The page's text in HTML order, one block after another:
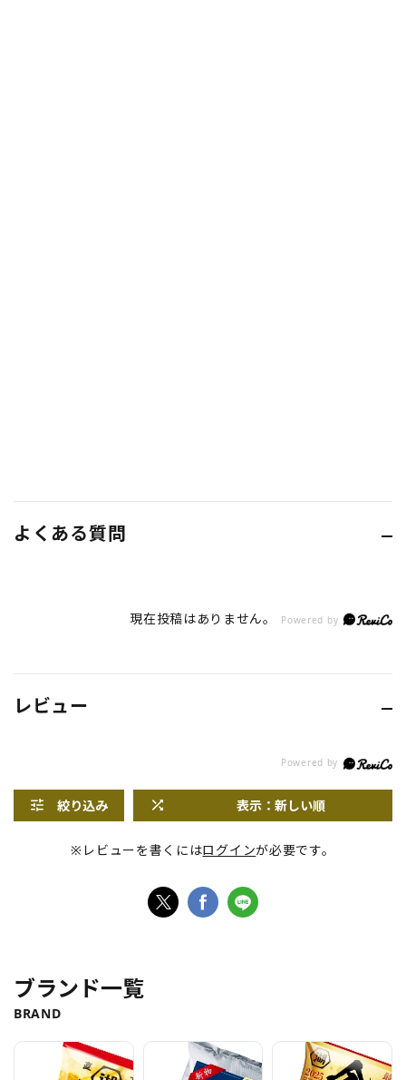
よくある質問
Powered by
現在投稿はありません。
レビュー
絞り込み 表示：新しい順
※レビューを書くにはログインが必要です。
ブランド一覧
BRAND